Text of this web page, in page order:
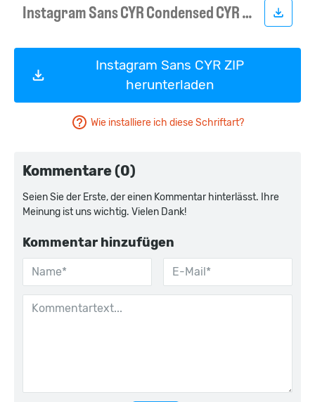
Instagram Sans CYR ZIP
herunterladen
Wie installiere ich diese Schriftart?
Kommentare (0)
Seien Sie der Erste, der einen Kommentar hinterlässt. Ihre
Meinung ist uns wichtig. Vielen Dank!
Kommentar hinzufügen